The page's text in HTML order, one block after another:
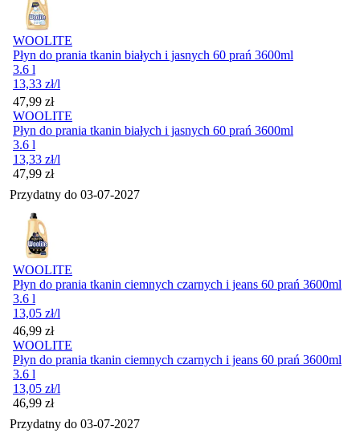
WOOLITE
Płyn do prania tkanin białych i jasnych 60 prań 3600ml
3.6 l
13,33 zł/l
Cena
47,99 zł
WOOLITE
Płyn do prania tkanin białych i jasnych 60 prań 3600ml
3.6 l
13,33 zł/l
Cena
47,99 zł
Przydatny do 03-07-2027
WOOLITE
Płyn do prania tkanin ciemnych czarnych i jeans 60 prań 3600ml
3.6 l
13,05 zł/l
Cena
46,99 zł
WOOLITE
Płyn do prania tkanin ciemnych czarnych i jeans 60 prań 3600ml
3.6 l
13,05 zł/l
Cena
46,99 zł
Przydatny do 03-07-2027